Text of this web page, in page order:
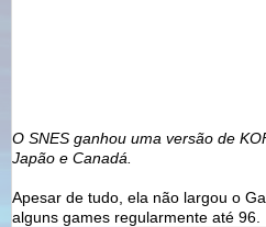
O SNES ganhou uma versão de
Japão e Canadá.
Apesar de tudo, ela não largou o
alguns games regularmente até 96.